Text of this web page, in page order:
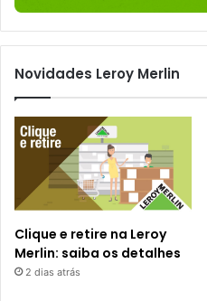
Novidades Leroy Merlin
Clique e retire na Leroy
Merlin: saiba os detalhes
2 dias atrás